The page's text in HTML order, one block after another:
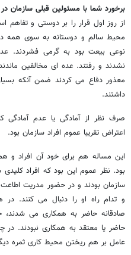
برخورد شما با مسئولین قبلی سازمان
از روز اول قرار را بر دوستی و
محیط سالم و دوستانه به سوی همه
نوعی بیعت بود به گرمی فشردند.
نشدند و رفتند. عده ای مخالفین
معذور دفاع می کردند ضمن آنکه
داشتند.
صرف نظر از آمادگی یا عدم آمادگی
اعتراض تقریبا عموم افراد سازمان بود.
این مساله هم برای خود آن افراد و
بود. نظر عموم این بود که افراد
سازمان بودند و در حضور مدریت
و تدام راه او را دنبال می کنند. در
صادقانه حاضر به همکاری می
حاضر یا معتقد به همکاری نبودند.
عامل بر هم ریختن محیط کاری ثمره